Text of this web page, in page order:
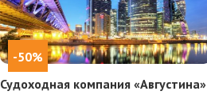
-50%
Судоходная компания «Августина»